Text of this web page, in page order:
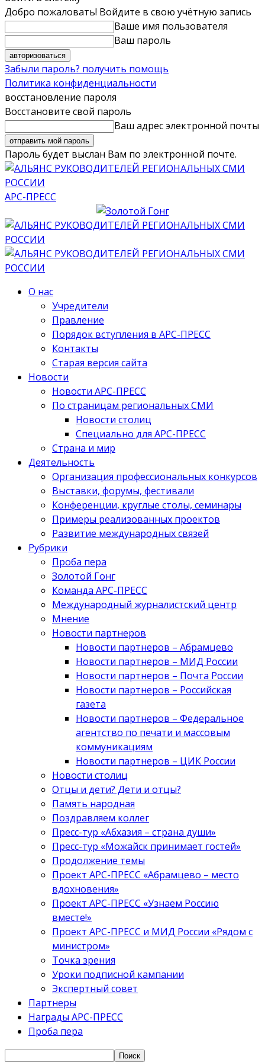
Добро пожаловать! Войдите в свою учётную запись
Ваше имя пользователя
Ваш пароль
Забыли пароль? получить помощь
Политика конфиденциальности
восстановление пароля
Восстановите свой пароль
Ваш адрес электронной почты
Пароль будет выслан Вам по электронной почте.
АРС-ПРЕСС
О нас
Учредители
Правление
Порядок вступления в АРС-ПРЕСС
Контакты
Старая версия сайта
Новости
Новости АРС-ПРЕСС
По страницам региональных СМИ
Новости столиц
Специально для АРС-ПРЕСС
Страна и мир
Деятельность
Организация профессиональных конкурсов
Выставки, форумы, фестивали
Конференции, круглые столы, семинары
Примеры реализованных проектов
Развитие международных связей
Рубрики
Проба пера
Золотой Гонг
Команда АРС-ПРЕСС
Международный журналистский центр
Мнение
Новости партнеров
Новости партнеров – Абрамцево
Новости партнеров – МИД России
Новости партнеров – Почта России
Новости партнеров – Российская
газета
Новости партнеров – Федеральное
агентство по печати и массовым
коммуникациям
Новости партнеров – ЦИК России
Новости столиц
Отцы и дети? Дети и отцы?
Память народная
Поздравляем коллег
Пресс-тур «Абхазия – страна души»
Пресс-тур «Можайск принимает гостей»
Продолжение темы
Проект АРС-ПРЕСС «Абрамцево – место
вдохновения»
Проект АРС-ПРЕСС «Узнаем Россию
вместе!»
Проект АРС-ПРЕСС и МИД России «Рядом с
министром»
Точка зрения
Уроки подписной кампании
Экспертный совет
Партнеры
Награды АРС-ПРЕСС
Проба пера